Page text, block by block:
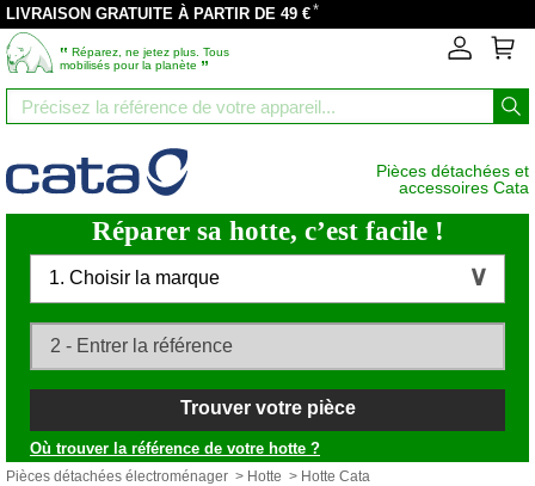
LIVRAISON GRATUITE À PARTIR DE 49 €*
‟ Réparez, ne jetez plus. Tous
mobilisés pour la planète ”
Pièces détachées et
accessoires Cata
Réparer sa hotte, c’est facile !
1. Choisir la marque
Trouver votre pièce
Où trouver la référence de votre hotte ?
Pièces détachées électroménager > Hotte > Hotte Cata